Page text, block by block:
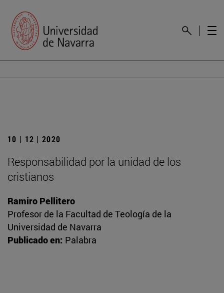
10 | 12 | 2020
Responsabilidad por la unidad de los
cristianos
Ramiro Pellitero
Profesor de la Facultad de Teología de la
Universidad de Navarra
Publicado en: Palabra